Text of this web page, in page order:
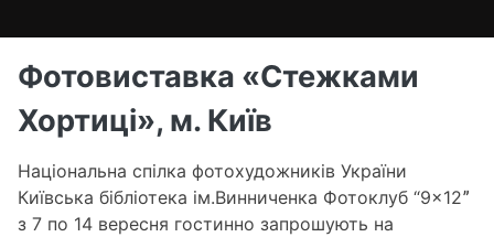
Одеса
Фотовиставка «Стежками
Хортиці», м. Київ
Національна спілка фотохудожників України
Київська бібліотека ім.Винниченка Фотоклуб “9×12ˮ
з 7 по 14 вересня гостинно запрошують на